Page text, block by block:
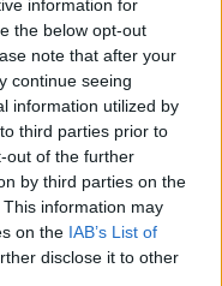
information for
the below opt-out
note that after your
continue seeing
information utilized by
third parties prior to
out of the further
by third parties on the
This information may
on the IAB’s List of
disclose it to other
Toscana iscriviti alla
Arriva gratis tutti i giorni
di posta.